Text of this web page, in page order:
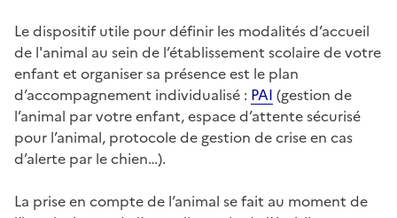
Le dispositif utile pour définir les modalités d’accueil
de l'animal au sein de l’établissement scolaire de votre
enfant et organiser sa présence est le plan
d’accompagnement individualisé : PAI (gestion de
l’animal par votre enfant, espace d’attente sécurisé
pour l’animal, protocole de gestion de crise en cas
d’alerte par le chien…).
La prise en compte de l’animal se fait au moment de